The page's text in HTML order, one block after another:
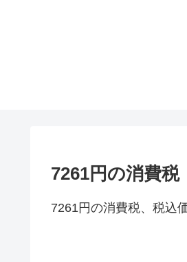
7261円の消費税
7261円の消費税、税込